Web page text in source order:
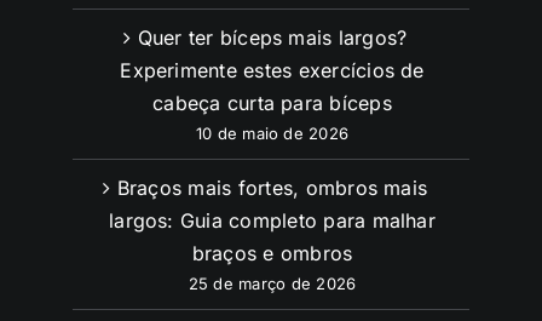
Quer ter bíceps mais largos?
Experimente estes exercícios de
cabeça curta para bíceps
10 de maio de 2026
Braços mais fortes, ombros mais
largos: Guia completo para malhar
braços e ombros
25 de março de 2026